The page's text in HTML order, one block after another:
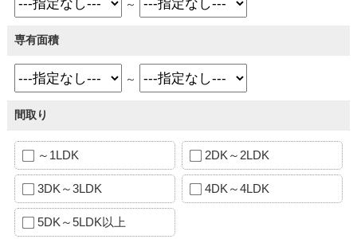
～
専有面積
～
間取り
～1LDK 2DK～2LDK
3DK～3LDK 4DK～4LDK
5DK～5LDK以上